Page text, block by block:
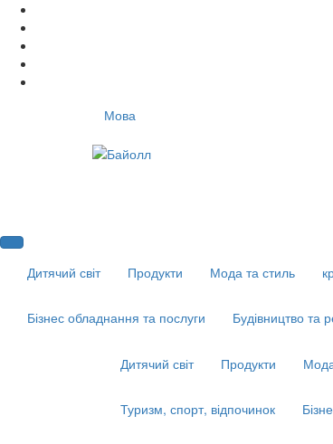
Мова
Дитячий світ Продукти Мода та стиль
Бізнес обладнання та послуги Будівництво та
Дитячий світ Продукти
Туризм, спорт, відпочинок